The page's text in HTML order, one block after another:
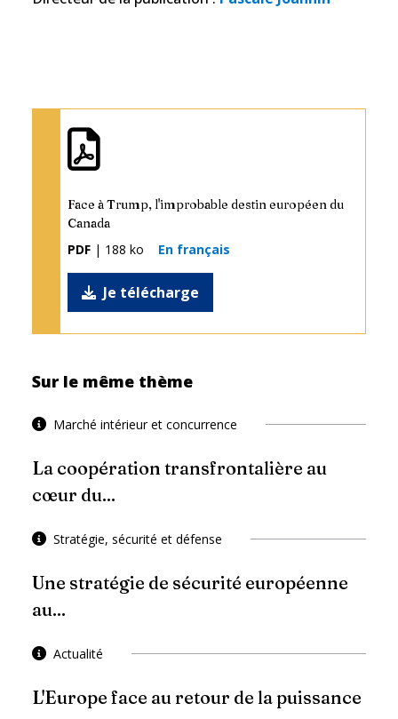
Face à Trump, l'improbable destin européen du
Canada
PDF | 188 ko En français
Je télécharge
Sur le même thème
Marché intérieur et concurrence
La coopération transfrontalière au
cœur du...
Stratégie, sécurité et défense
Une stratégie de sécurité européenne
au...
Actualité
L'Europe face au retour de la puissance